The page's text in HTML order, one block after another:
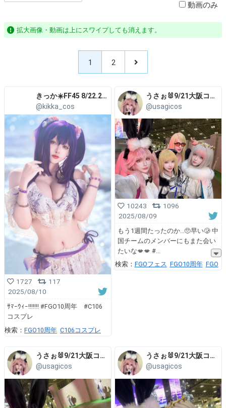
動画のみ
拡大画像・動画は上にスワイプしても消えます。
1 2
きっか☀️FF45 8/22.23【S27】、8/24【アキバブース】
@kikka_cos
1727
117
2025/08/10
ｻﾏｰｳｨｰ!!!!!!! #FGO10周年 #C106
コスプレ
検索： FGO10周年 C106コスプレ
うさぉ🐰9/21大阪コスコン
@usagicos
10243
1096
2025/08/09
もう1週間たったのか…🥺早い🥲 中
国チームのメンバーにもまた会い
たいな💋💋 #
検索： FGOフェス FGO10周年 FGO
うさぉ🐰9/21大阪コスコン
@usagicos
うさぉ🐰9/21大阪コスコン
@usagicos